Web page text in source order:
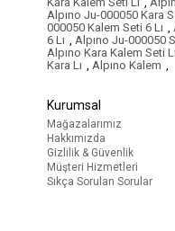
Alpıno Ju-000050 Kara
000050 Kalem Seti 6 Lı ,
6 Lı , Alpıno Ju-000050
Alpıno Kara Kalem Seti Lı
Kara Lı , Alpıno Kalem ,
Kurumsal
Mağazalarımız
Hakkımızda
Gizlilik & Güvenlik
Müşteri Hizmetleri
Sıkça Sorulan Sorular